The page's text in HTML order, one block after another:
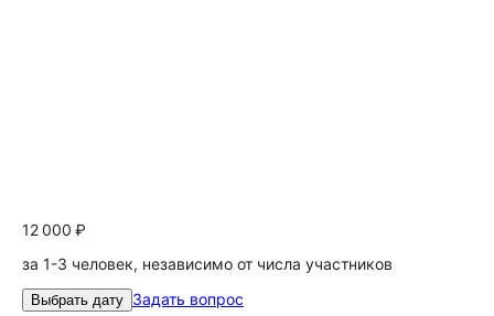
12 000 ₽
за 1-3 человек, независимо от числа участников
Выбрать дату Задать вопрос